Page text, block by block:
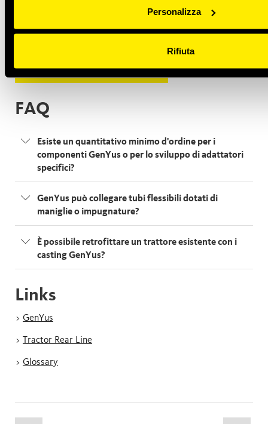
Personalizza
Rifiuta
Per visualizzare i video, è necessario accettare i cookie di
MODIFICA PREFERENZE COOKIE
FAQ
Esiste un quantitativo minimo d'ordine per i
componenti GenYus o per lo sviluppo di adattatori
specifici?
GenYus può collegare tubi flessibili dotati di
maniglie o impugnature?
È possibile retrofittare un trattore esistente con i
casting GenYus?
Links
> GenYus
> Tractor Rear Line
> Glossary